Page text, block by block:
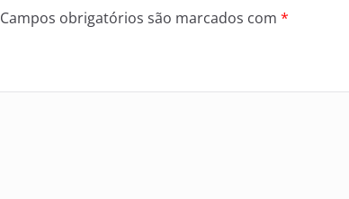
Campos obrigatórios são marcados com *